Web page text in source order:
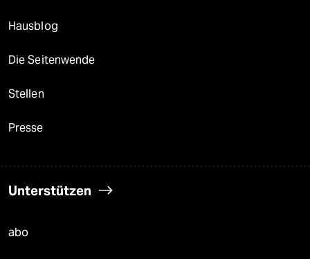
Hausblog
Die Seitenwende
Stellen
Presse
Unterstützen
abo